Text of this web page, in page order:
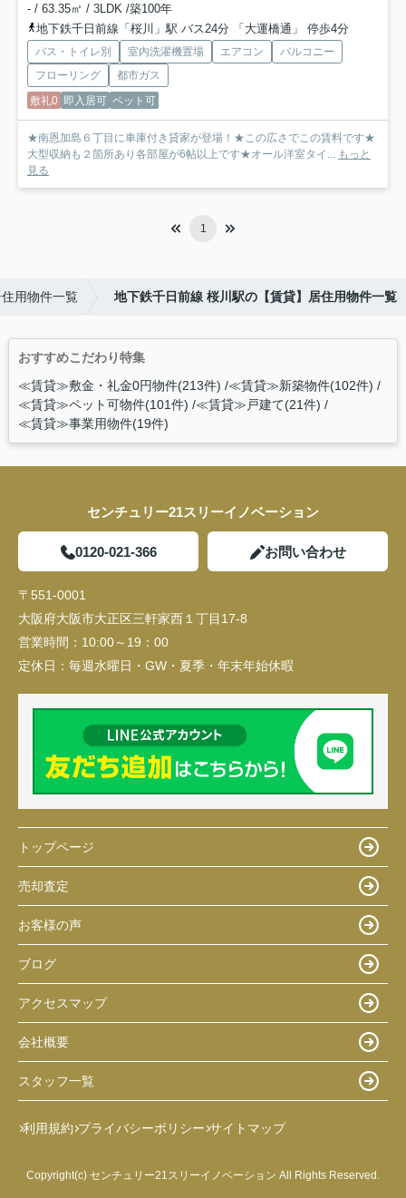
- / 63.35㎡ / 3LDK /築100年
地下鉄千日前線「桜川」駅 バス24分 「大運橋通」 停歩4分
バス・トイレ別 室内洗濯機置場 エアコン
バルコニー
フローリング
都市ガス
敷礼0 即入居可 ペット可
★南恩加島６丁目に車庫付き貸家が登場！★この広さでこの賃料です★
大型収納も２箇所あり各部屋が6帖以上です★オール洋室タイ... もっと
見る
1
用物件一覧 地下鉄千日前線 桜川駅の【賃貸】居住用物件一覧
おすすめこだわり特集
≪賃貸≫敷金・礼金0円物件(213件) ≪賃貸≫新築物件(102件)
≪賃貸≫ペット可物件(101件) ≪賃貸≫戸建て(21件)
≪賃貸≫事業用物件(19件)
センチュリー21スリーイノベーション
0120-021-366 お問い合わせ
〒551-0001
大阪府大阪市大正区三軒家西１丁目17-8
営業時間： 10:00～19：00
定休日： 毎週水曜日・GW・夏季・年末年始休暇
トップページ
売却査定
お客様の声
ブログ
アクセスマップ
会社概要
スタッフ一覧
利用規約 プライバシーポリシー サイトマップ
Copyright(c) センチュリー21スリーイノベーション All Rights Reserved.